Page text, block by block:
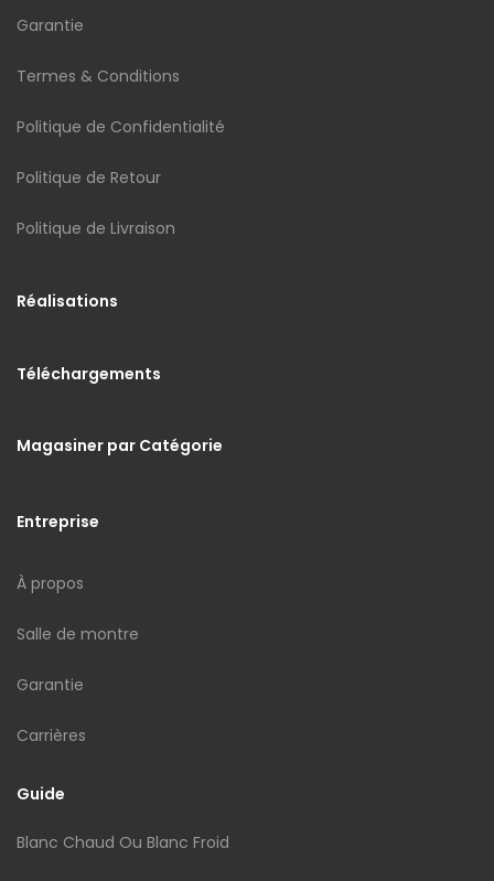
Garantie
Termes & Conditions
Politique de Confidentialité
Politique de Retour
Politique de Livraison
Réalisations
Téléchargements
Magasiner par Catégorie
Entreprise
À propos
Salle de montre
Garantie
Carrières
Guide
Blanc Chaud Ou Blanc Froid